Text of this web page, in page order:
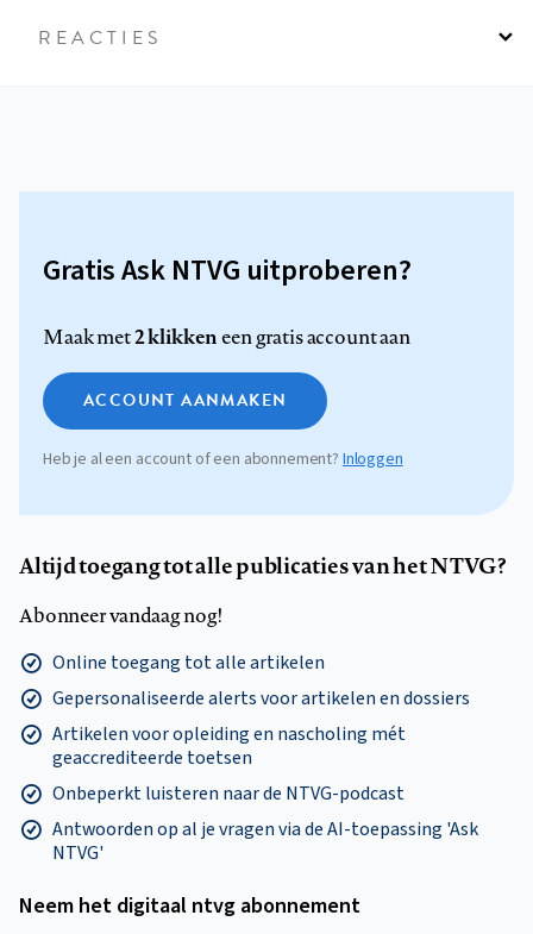
REACTIES
Gratis Ask NTVG uitproberen?
Maak met2 klikkeneen gratis account aan
ACCOUNT AANMAKEN
Heb je al een account of een abonnement?Inloggen
Altijd toegang tot alle publicaties van het NTVG?
Abonneer vandaag nog!
Online toegang tot alle artikelen
Gepersonaliseerde alerts voor artikelen en dossiers
Artikelen voor opleiding en nascholing mét
geaccrediteerde toetsen
Onbeperkt luisteren naar de NTVG-podcast
Antwoorden op al je vragen via de AI-toepassing 'Ask
NTVG'
Neem het digitaal ntvg abonnement